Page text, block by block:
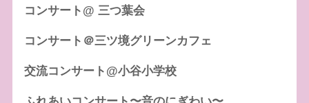
コンサート@ 三つ葉会
コンサート＠三ツ境グリーンカフェ
交流コンサート@小谷小学校